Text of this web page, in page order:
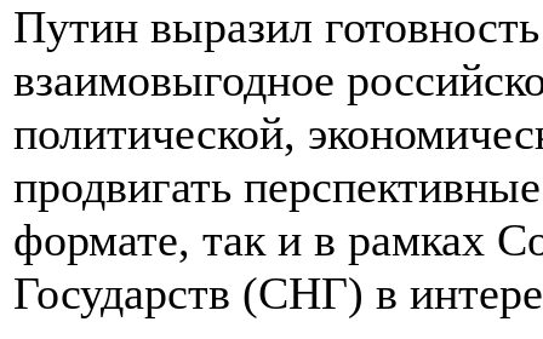
Путин выразил
взаимовыгодное
политической,
продвигать
формате, так и в рамках
Государств (СНГ) в